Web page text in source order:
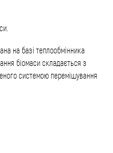
на базі теплообмінника
біомаси складається з
системою перемішування